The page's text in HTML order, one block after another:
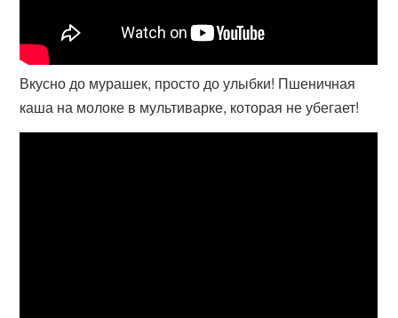
Вкусно до мурашек, просто до улыбки! Пшеничная
каша на молоке в мультиварке, которая не убегает!